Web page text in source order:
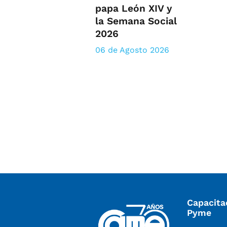
papa León XIV y
la Semana Social
2026
06 de Agosto 2026
Pyme